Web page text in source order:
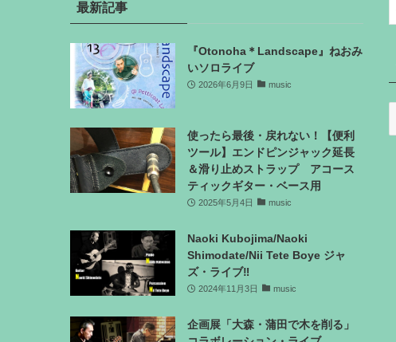
最新記事
『Otonoha＊Landscape』ねおみ
いソロライブ
2026年6月9日 music
使ったら最後・戻れない！【便利
ツール】エンドピンジャック延長
＆滑り止めストラップ アコース
ティックギター・ベース用
2025年5月4日 music
Naoki Kubojima/Naoki
Shimodate/Nii Tete Boye ジャ
ズ・ライブ‼
2024年11月3日 music
企画展「大森・蒲田で木を削る」